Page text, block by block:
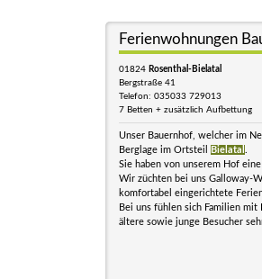
Ferienwohnungen
01824 Rosenthal-Bielatal
Bergstraße 41
Telefon: 035033 729013
7 Betten + zusätzlich Aufbettung
Unser Bauernhof, welcher im
Berglage im Ortsteil
Bielatal
Sie haben von unserem Hof
Wir züchten bei uns Galloway-
komfortabel eingerichtete
Bei uns fühlen sich Familien
ältere sowie junge Besucher